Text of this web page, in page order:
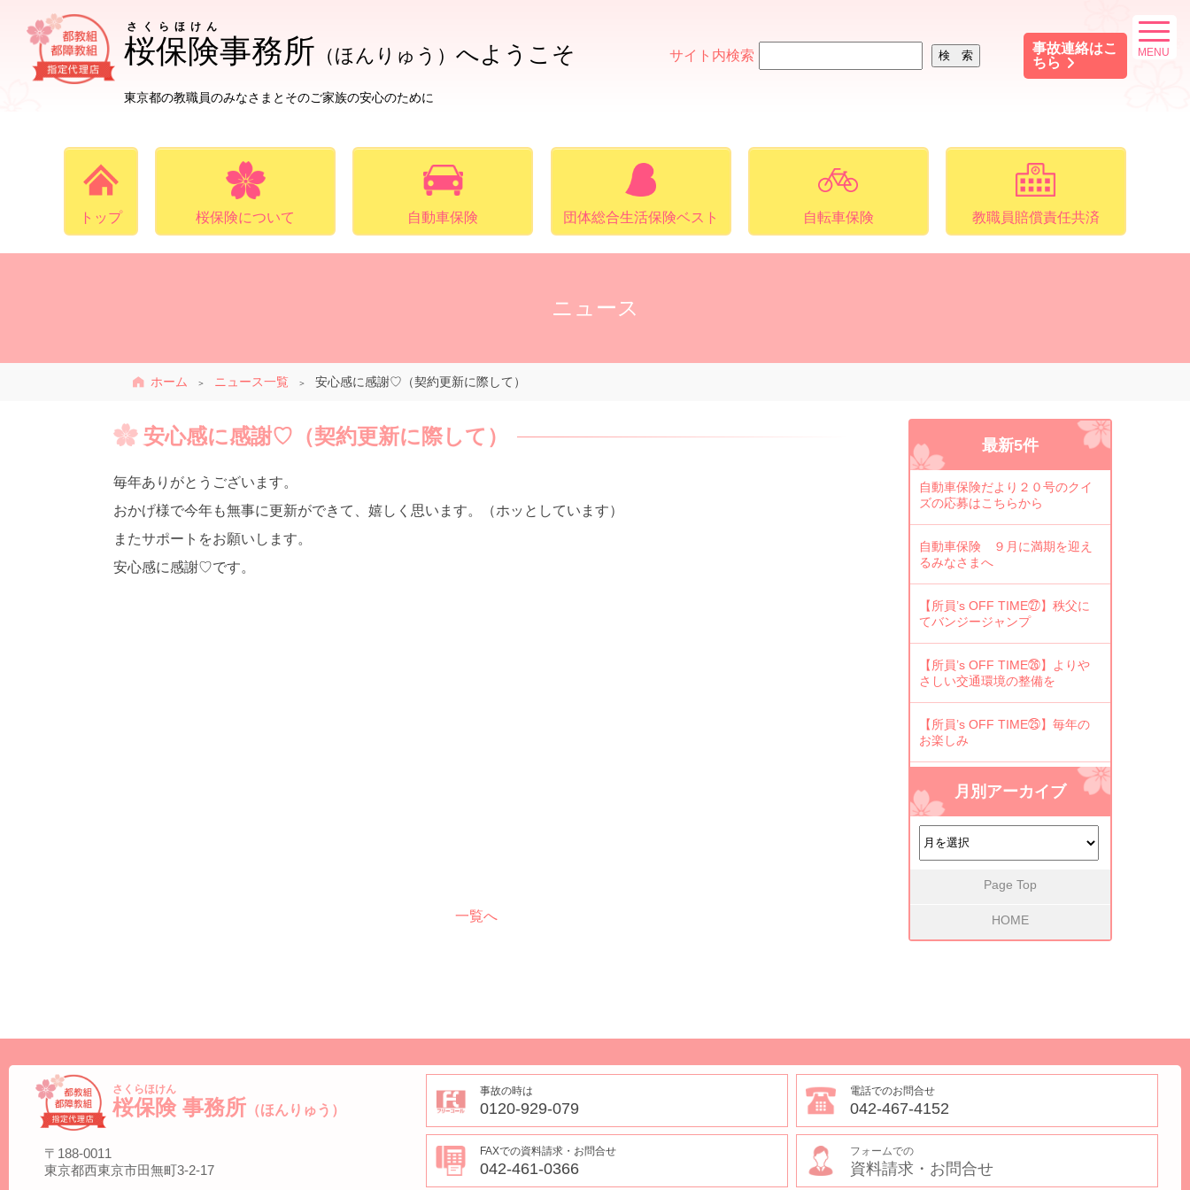
桜保険
さくらほけん
事務所 （ほんりゅう） へようこそ
東京都の教職員のみなさまとそのご家族の安心のために
サイト内検索
事故連絡はこ
ちら
トップ 桜保険について 自動車保険 団体総合生活保険ベスト 自転車保険 教職員賠償責任共済
ニュース
ホーム ニュース一覧 安心感に感謝♡（契約更新に際して）
安心感に感謝♡（契約更新に際して）
毎年ありがとうございます。
おかげ様で今年も無事に更新ができて、嬉しく思います。（ホッとしています）
またサポートをお願いします。
安心感に感謝♡です。
一覧へ
最新5件
自動車保険だより２０号のクイ
ズの応募はこちらから
自動車保険 ９月に満期を迎え
るみなさまへ
【所員’s OFF TIME㉗】秩父に
てバンジージャンプ
【所員’s OFF TIME㉖】よりや
さしい交通環境の整備を
【所員’s OFF TIME㉕】毎年の
お楽しみ
月別アーカイブ
Page Top
HOME
桜保険
さくらほけん
事務所 （ほんりゅう）
〒188-0011
東京都西東京市田無町3-2-17
事故の時は
0120-929-079
電話でのお問合せ
042-467-4152
FAXでの資料請求・お問合せ
042-461-0366
フォームでの
資料請求・お問合せ